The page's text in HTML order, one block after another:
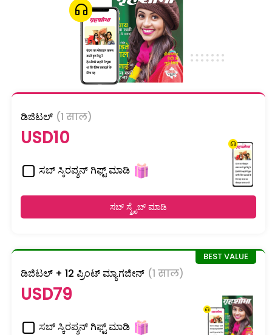
ಡಿಜಿಟಲ್ (1 साल)
USD10
ಸಬ್ ಸ್ಕಿರಪ್ಶನ್ ಗಿಫ್ಟ್ ಮಾಡಿ
ಸಬ್ ಸ್ಕ್ರೈಬ್ ಮಾಡಿ
ಡಿಜಿಟಲ್ + 12 ಪ್ರಿಂಟ್ ಮ್ಯಾಗಜೀನ್ (1 साल)
USD79
ಸಬ್ ಸ್ಕಿರಪ್ಶನ್ ಗಿಫ್ಟ್ ಮಾಡಿ